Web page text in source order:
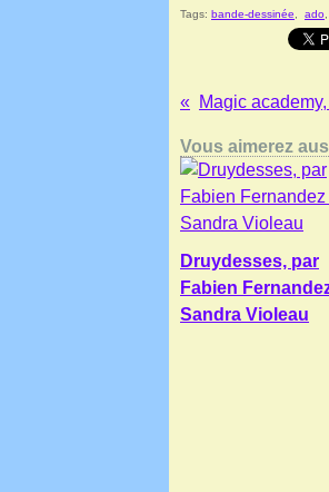
Tags: bande-dessinée ado
Vous aimerez
Druydesses, par
Fabien
Sandra Violeau